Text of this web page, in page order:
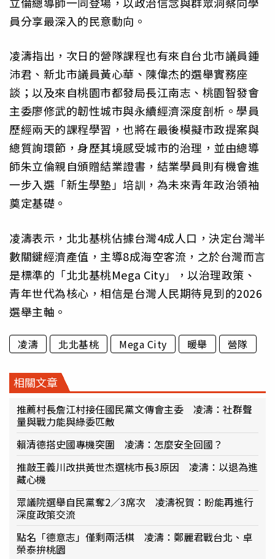
員分享最深入的民意動向。
凌濤指出，次日的營隊課程也有來自台北市議員鍾
沛君、新北市議員黃心華、陳偉杰的選舉實務座
談；以及來自桃園市都發局長江南志、桃園智發會
主委廖修武的韌性城市與永續經濟深度剖析。學員
歷經兩天的課程學習，也將在最後模擬市政提案與
總質詢環節，身歷其境感受城市的治理，並由總導
師朱立倫親自頒贈結業證書，結業學員則有機會進
一步入選「新生學塾」培訓，為未來青年政治領袖
奠定基礎。
凌濤表示，北北基桃佔據台灣4成人口，決定台灣半
數關鍵經濟產值，主導8成海空客流，之於台灣而言
是標準的「北北基桃Mega City」，以治理政策、
青年世代為核心，相信是台灣人民期待見到的2026
選舉主軸。
凌濤 北北基桃 Mega City 暖舉 營隊
相關文章
推薦村長詹江村接任國民黨文傳會主委 凌濤：社群聲
量與戰力能與綠委匹敵
賴清德搭史國專機突圍 凌濤：怎麼安全回國？
推敲王義川改拱黃世杰選桃市長3原因 凌濤：以退為進
藏心機
眾議院選舉自民黨奪2／3席次 凌濤祝賀：盼能再進行
深度政策交流
點名「德意志」僅剩兩活棋 凌濤：鄭麗君戰台北、卓
榮泰拚桃園